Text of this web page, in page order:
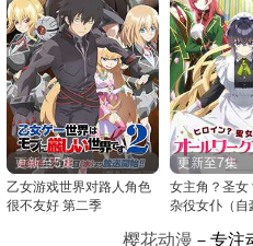
更新至5集
乙女游戏世界对路人角色
很不友好 第二季
更新至7集
女主角？圣女
杂役女仆（自
樱花动漫 －专注